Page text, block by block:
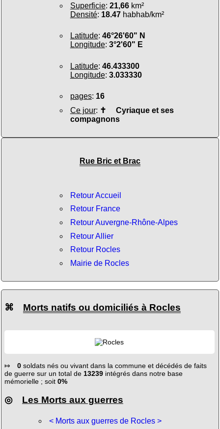
Superficie: 21,66km²
Densité: 18.47habhab/km²
Latitude: 46°26'60" N
Longitude: 3°2'60" E
Latitude: 46.433300
Longitude: 3.033330
pages: 16
Ce jour: ✝ Cyriaque et ses
compagnons
Rue Bric et Brac
Retour Accueil
Retour France
Retour Auvergne-Rhône-Alpes
Retour Allier
Retour Rocles
Mairie de Rocles
⌘ Morts natifs ou domiciliés à Rocles
⤇ 0soldats nés ou vivant dans la commune et décédés de faits
de guerre sur un total de 13239intégrés dans notre base
mémorielle ; soit 0%
◎ Les Morts aux guerres
< Morts aux guerres de Rocles >